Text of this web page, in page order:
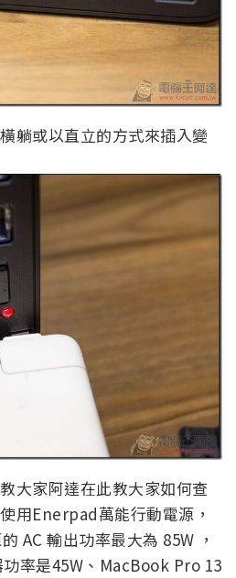
躺或以直立的方式來插入變
大家阿達在此教大家如何查
用Enerpad萬能行動電源，
AC 輸出功率最大為 85W ，
率是45W、MacBook Pro 13